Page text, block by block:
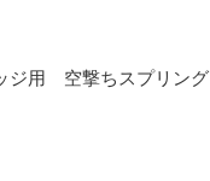
ジ用 空撃ちスプリング